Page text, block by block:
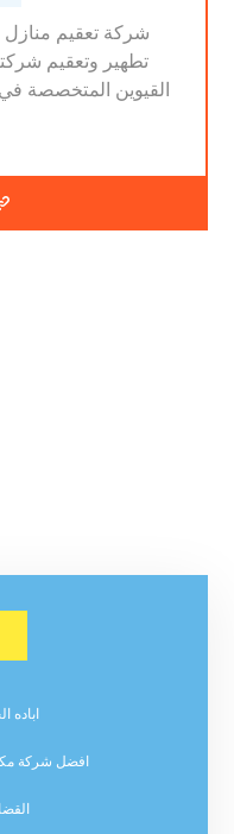
تطهير وتعقيم
القيوين المتخصصة
افضل شركة